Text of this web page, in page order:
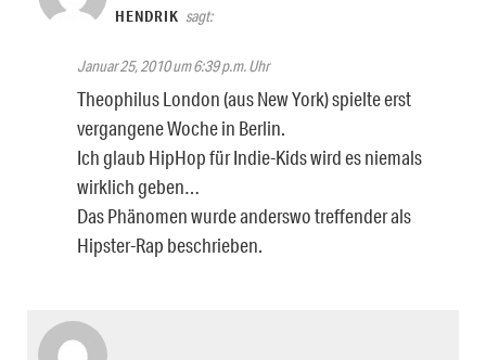
HENDRIK sagt:
Januar 25, 2010 um 6:39 p.m. Uhr
Theophilus London (aus New York) spielte erst
vergangene Woche in Berlin.
Ich glaub HipHop für Indie-Kids wird es niemals
wirklich geben…
Das Phänomen wurde anderswo treffender als
Hipster-Rap beschrieben.